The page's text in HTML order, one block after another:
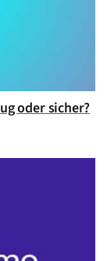
oder sicher?